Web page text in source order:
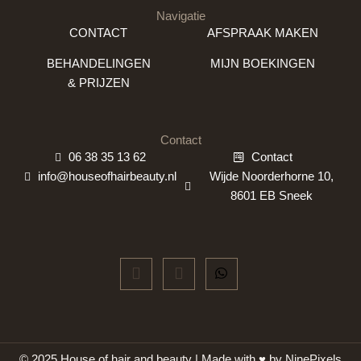
Navigatie
CONTACT
BEHANDELINGEN
& PRIJZEN
AFSPRAAK MAKEN
MIJN BOEKINGEN
Contact
06 38 35 13 62
info@houseofhairbeauty.nl
Contact
Wijde Noorderhorne 10,
8601 EB Sneek